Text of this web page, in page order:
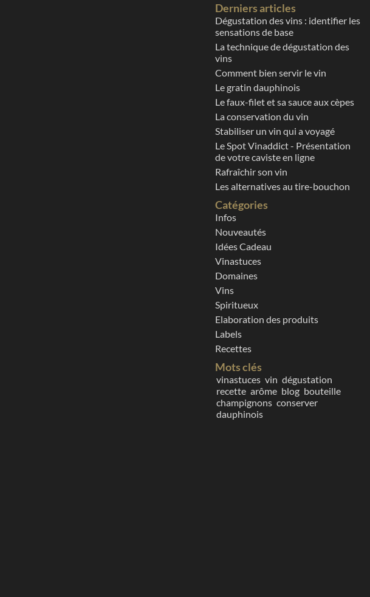
Derniers articles
Dégustation des vins : identifier les
sensations de base
La technique de dégustation des
vins
Comment bien servir le vin
Le gratin dauphinois
Le faux-filet et sa sauce aux cèpes
La conservation du vin
Stabiliser un vin qui a voyagé
Le Spot Vinaddict - Présentation
de votre caviste en ligne
Rafraîchir son vin
Les alternatives au tire-bouchon
Catégories
Infos
Nouveautés
Idées Cadeau
Vinastuces
Domaines
Vins
Spiritueux
Elaboration des produits
Labels
Recettes
Mots clés
vinastuces vin dégustation
recette arôme blog bouteille
champignons conserver
dauphinois